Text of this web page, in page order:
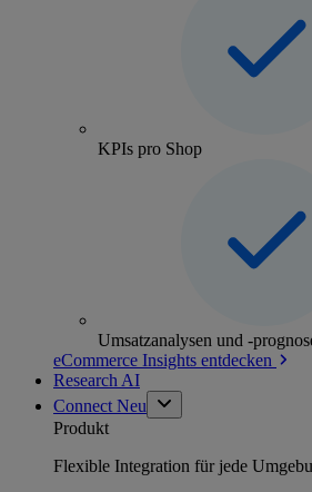
KPIs pro Shop
Umsatzanalysen und -
eCommerce Insights entdecken
Research AI
Connect Neu
Produkt
Flexible Integration für jede